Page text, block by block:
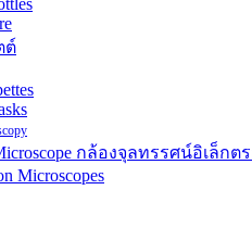
ต์
Microscope กล้องจุลทรรศน์อิเล็ก
Microscopes